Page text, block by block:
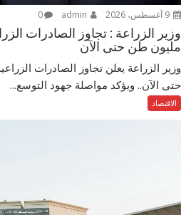
9 أغسطس، 2026 0
مليون طن حتى الآن
حتى الآن.. ويؤكد مواصلة جهود التوسع...
الاقتصاد